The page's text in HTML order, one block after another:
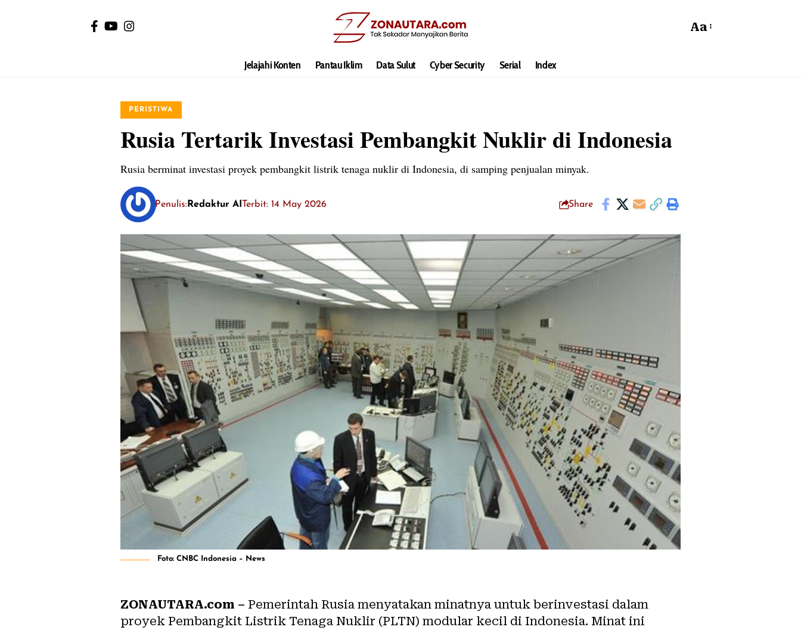
Aa
Jelajahi Konten Pantau Iklim Data Sulut Cyber Security Serial Index
PERISTIWA
Rusia Tertarik Investasi Pembangkit Nuklir di Indonesia
Rusia berminat investasi proyek pembangkit listrik tenaga nuklir di Indonesia, di samping penjualan minyak.
Penulis:Redaktur AI Terbit: 14 May 2026 Share
Foto: CNBC Indonesia – News
ZONAUTARA.com – Pemerintah Rusia menyatakan minatnya untuk berinvestasi dalam
proyek Pembangkit Listrik Tenaga Nuklir (PLTN) modular kecil di Indonesia. Minat ini